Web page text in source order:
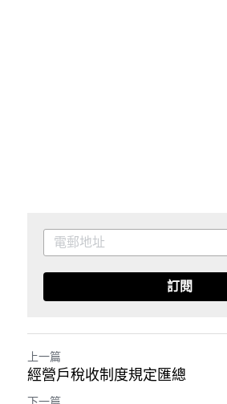
訂閱
上一篇
經營戶稅收制度規定匯總